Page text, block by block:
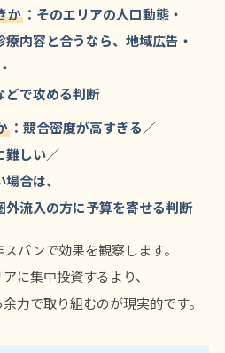
か ：そのエリアの人口動態・
内容と合うなら、地域広告・
どで攻める判断
：競合密度が高すぎる／
難しい／
合は、
外流入の方に予算を寄せる判断
パンで効果を観察します。
に集中投資するより、
で取り組むのが現実的です。